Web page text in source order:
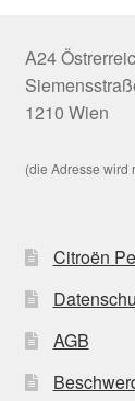
A24
1210 Wien
(die Adresse wird
Citroën
AGB